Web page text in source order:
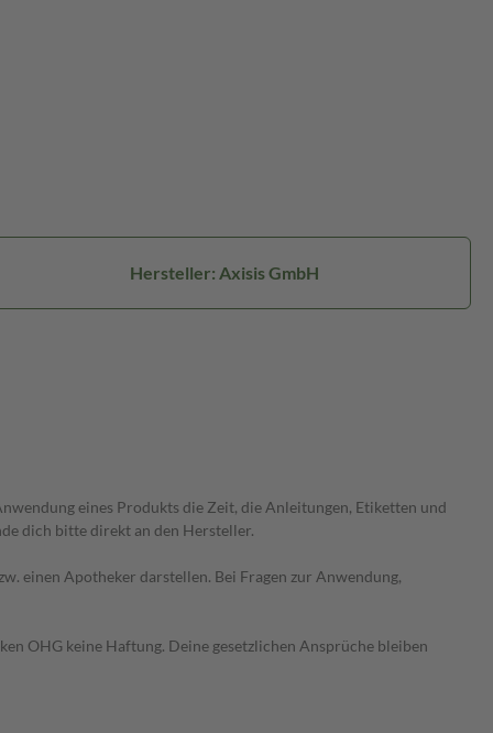
Hersteller: Axisis GmbH
eines Produkts die Zeit, die Anleitungen, Etiketten und
dich bitte direkt an den Hersteller.
einen Apotheker darstellen. Bei Fragen zur Anwendung,
OHG keine Haftung. Deine gesetzlichen Ansprüche bleiben